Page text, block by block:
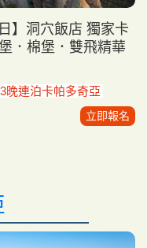
】洞穴飯店 獨家卡
．棉堡．雙飛精華
晚連泊卡帕多奇亞
立即報名